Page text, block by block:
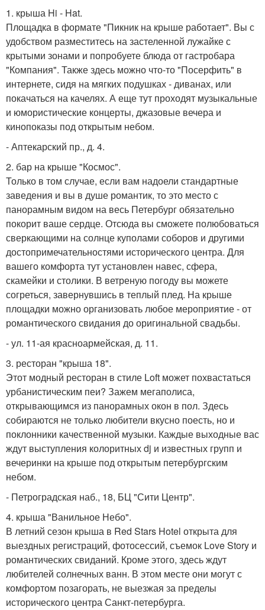
1. крыша Hi - Hat.
Площадка в формате "Пикник на крыше работает". Вы с
удобством разместитесь на застеленной лужайке с
крытыми зонами и попробуете блюда от гастробара
"Компания". Также здесь можно что-то "Посерфить" в
интернете, сидя на мягких подушках - диванах, или
покачаться на качелях. А еще тут проходят музыкальные
и юмористические концерты, джазовые вечера и
кинопоказы под открытым небом.
- Аптекарский пр., д. 4.
2. бар на крыше "Космос".
Только в том случае, если вам надоели стандартные
заведения и вы в душе романтик, то это место с
панорамным видом на весь Петербург обязательно
покорит ваше сердце. Отсюда вы сможете полюбоваться
сверкающими на солнце куполами соборов и другими
достопримечательностями исторического центра. Для
вашего комфорта тут установлен навес, сфера,
скамейки и столики. В ветреную погоду вы можете
согреться, завернувшись в теплый плед. На крыше
площадки можно организовать любое мероприятие - от
романтического свидания до оригинальной свадьбы.
- ул. 11-ая красноармейская, д. 11.
3. ресторан "крыша 18".
Этот модный ресторан в стиле Loft может похвастаться
урбанистическим пеи? Зажем мегаполиса,
открывающимся из панорамных окон в пол. Здесь
собираются не только любители вкусно поесть, но и
поклонники качественной музыки. Каждые выходные вас
ждут выступления колоритных dj и известных групп и
вечеринки на крыше под открытым петербургским
небом.
- Петроградская наб., 18, БЦ "Сити Центр".
4. крыша "Ванильное Небо".
В летний сезон крыша в Red Stars Hotel открыта для
выездных регистраций, фотосессий, съемок Love Story и
романтических свиданий. Кроме этого, здесь ждут
любителей солнечных ванн. В этом месте они могут с
комфортом позагорать, не выезжая за пределы
исторического центра Санкт-петербурга.